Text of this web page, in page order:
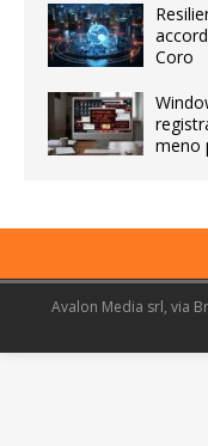
Coro
meno
Avalon Media srl, via